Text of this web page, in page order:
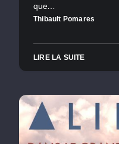
que…
Thibault Pomares
LIRE LA SUITE